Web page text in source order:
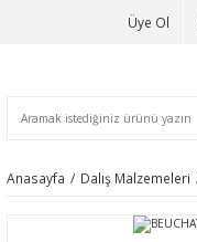
Üye Ol
Anasayfa Dalış Malzemeleri